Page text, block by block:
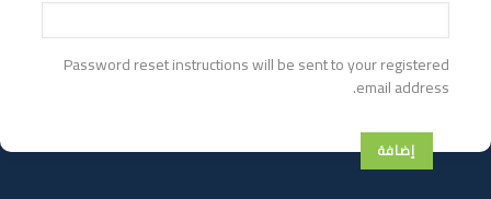
Password reset instructions will be sent to your registered
email address.